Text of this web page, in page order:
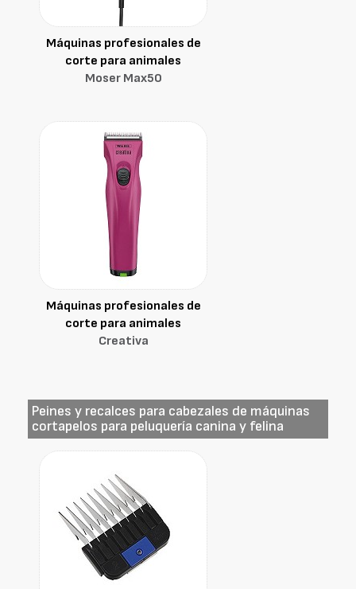
Máquinas profesionales de
corte para animales
Moser Max50
Máquinas profesionales de
corte para animales
Creativa
Peines y recalces para cabezales de máquinas
cortapelos para peluquería canina y felina